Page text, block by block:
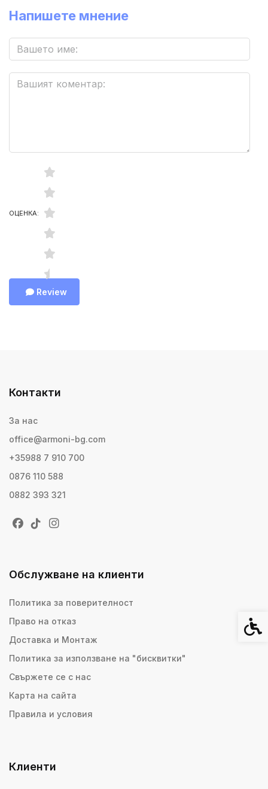
Напишете мнение
ОЦЕНКА:
Review
Контакти
За нас
office@armoni-bg.com
+35988 7 910 700
0876 110 588
0882 393 321
Обслужване на клиенти
Политика за поверителност
Право на отказ
Доставка и Монтаж
Политика за използване на "бисквитки"
Свържете се с нас
Карта на сайта
Правила и условия
Клиенти